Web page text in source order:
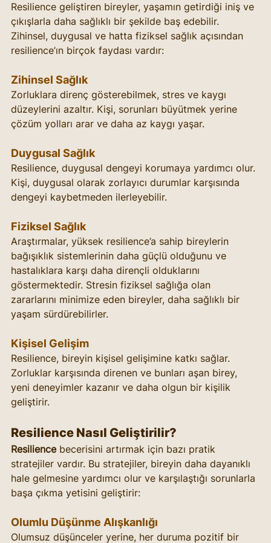
Resilience geliştiren bireyler, yaşamın getirdiği iniş ve
çıkışlarla daha sağlıklı bir şekilde baş edebilir.
Zihinsel, duygusal ve hatta fiziksel sağlık açısından
resilience’ın birçok faydası vardır:
Zihinsel Sağlık
Zorluklara direnç gösterebilmek, stres ve kaygı
düzeylerini azaltır. Kişi, sorunları büyütmek yerine
çözüm yolları arar ve daha az kaygı yaşar.
Duygusal Sağlık
Resilience, duygusal dengeyi korumaya yardımcı olur.
Kişi, duygusal olarak zorlayıcı durumlar karşısında
dengeyi kaybetmeden ilerleyebilir.
Fiziksel Sağlık
Araştırmalar, yüksek resilience’a sahip bireylerin
bağışıklık sistemlerinin daha güçlü olduğunu ve
hastalıklara karşı daha dirençli olduklarını
göstermektedir. Stresin fiziksel sağlığa olan
zararlarını minimize eden bireyler, daha sağlıklı bir
yaşam sürdürebilirler.
Kişisel Gelişim
Resilience, bireyin kişisel gelişimine katkı sağlar.
Zorluklar karşısında direnen ve bunları aşan birey,
yeni deneyimler kazanır ve daha olgun bir kişilik
geliştirir.
Resilience Nasıl Geliştirilir?
Resilience becerisini artırmak için bazı pratik
stratejiler vardır. Bu stratejiler, bireyin daha dayanıklı
hale gelmesine yardımcı olur ve karşılaştığı sorunlarla
başa çıkma yetisini geliştirir:
Olumlu Düşünme Alışkanlığı
Olumsuz düşünceler yerine, her duruma pozitif bir